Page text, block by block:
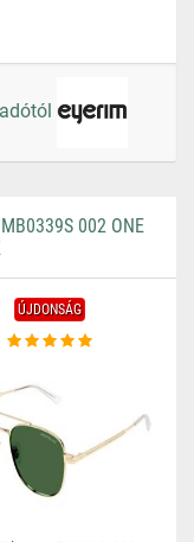
002 ONE
ÚJDONSÁG